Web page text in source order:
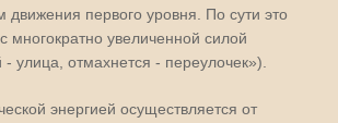
движения первого уровня. По сути это
многократно увеличенной силой
- улица, отмахнется - переулочек»).
энергией осуществляется от